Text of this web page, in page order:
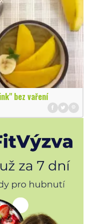
bez vaření